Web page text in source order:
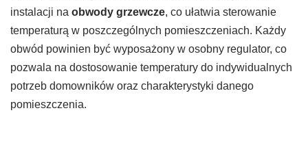
instalacji na obwody grzewcze, co ułatwia sterowanie
temperaturą w poszczególnych pomieszczeniach. Każdy
obwód powinien być wyposażony w osobny regulator, co
pozwala na dostosowanie temperatury do indywidualnych
potrzeb domowników oraz charakterystyki danego
pomieszczenia.